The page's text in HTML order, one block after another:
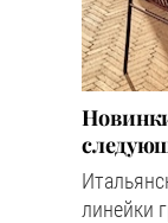
линейки